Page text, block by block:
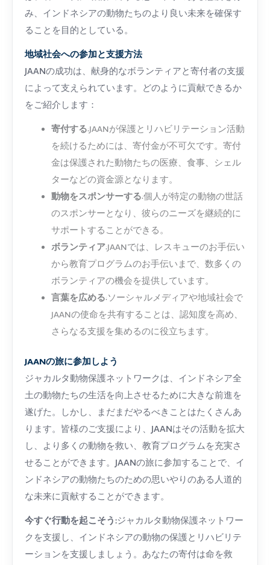
み、インドネシアの動物たちのより良い未来を確保す
ることを目的としている。
地域社会への参加と支援方法
JAANの成功は、献身的なボランティアと寄付者の支援
によって支えられています。どのように貢献できるか
をご紹介します：
寄付する:JAANが保護とリハビリテーション活動
を続けるためには、寄付金が不可欠です。寄付
金は保護された動物たちの医療、食事、シェル
ターなどの資金源となります。
動物をスポンサーする:個人が特定の動物の世話
のスポンサーとなり、彼らのニーズを継続的に
サポートすることができる。
ボランティア:JAANでは、レスキューのお手伝い
から教育プログラムのお手伝いまで、数多くの
ボランティアの機会を提供しています。
言葉を広める:ソーシャルメディアや地域社会で
JAANの使命を共有することは、認知度を高め、
さらなる支援を集めるのに役立ちます。
JAANの旅に参加しよう
ジャカルタ動物保護ネットワークは、インドネシア全
土の動物たちの生活を向上させるために大きな前進を
遂げた。しかし、まだまだやるべきことはたくさんあ
ります。皆様のご支援により、JAANはその活動を拡大
し、より多くの動物を救い、教育プログラムを充実さ
せることができます。JAANの旅に参加することで、イ
ンドネシアの動物たちのための思いやりのある人道的
な未来に貢献することができます。
今すぐ行動を起こそう:ジャカルタ動物保護ネットワー
クを支援し、インドネシアの動物の保護とリハビリテ
ーションを支援しましょう。あなたの寄付は命を救